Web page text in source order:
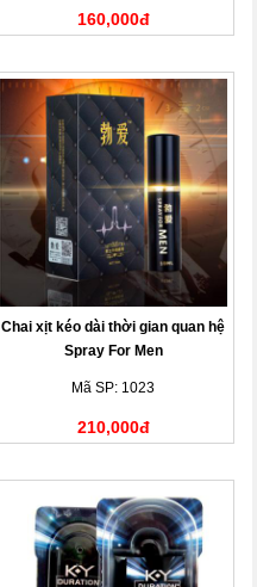
160,000đ
Chai xịt kéo dài thời gian quan hệ
Spray For Men
Mã SP: 1023
210,000đ